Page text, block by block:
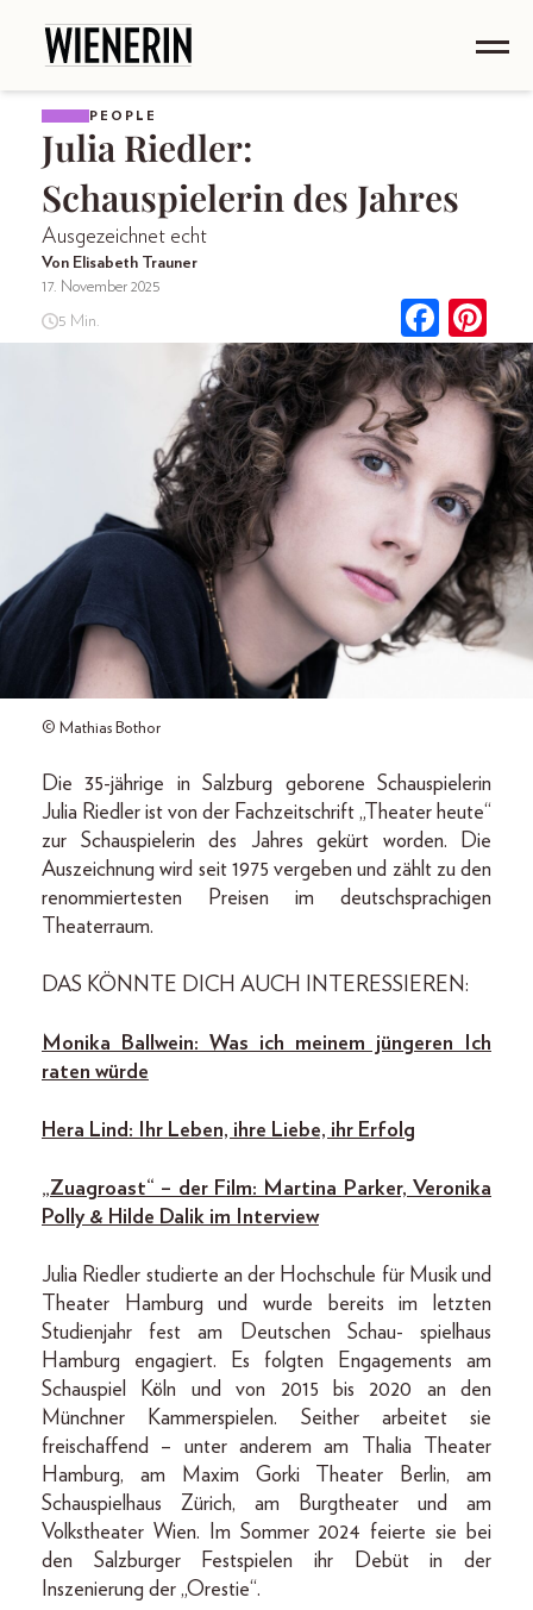
PEOPLE
Julia Riedler:
Schauspielerin des Jahres
Ausgezeichnet echt
Von Elisabeth Trauner
17. November 2025
5 Min.
© Mathias Bothor
Die 35-jährige in Salzburg geborene Schauspielerin
Julia Riedler ist von der Fachzeitschrift „Theater heute“
zur Schauspielerin des Jahres gekürt worden. Die
Auszeichnung wird seit 1975 vergeben und zählt zu den
renommiertesten Preisen im deutschsprachigen
Theaterraum.
DAS KÖNNTE DICH AUCH INTERESSIEREN:
Monika Ballwein: Was ich meinem jüngeren Ich
raten würde
Hera Lind: Ihr Leben, ihre Liebe, ihr Erfolg
„Zuagroast“ – der Film: Martina Parker, Veronika
Polly & Hilde Dalik im Interview
Julia Riedler studierte an der Hochschule für Musik und
Theater Hamburg und wurde bereits im letzten
Studienjahr fest am Deutschen Schau- spielhaus
Hamburg engagiert. Es folgten Engagements am
Schauspiel Köln und von 2015 bis 2020 an den
Münchner Kammerspielen. Seither arbeitet sie
freischaffend – unter anderem am Thalia Theater
Hamburg, am Maxim Gorki Theater Berlin, am
Schauspielhaus Zürich, am Burgtheater und am
Volkstheater Wien. Im Sommer 2024 feierte sie bei
den Salzburger Festspielen ihr Debüt in der
Inszenierung der „Orestie“.